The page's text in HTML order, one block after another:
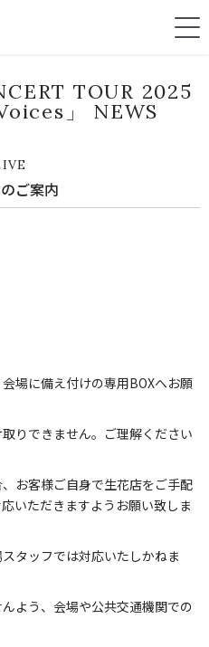
TOUR 2025
」 NEWS
ご案内
場に備え付けの専用BOXへお願
りできません。ご理解ください
お客様ご自身で生花店をご手配
いただきますようお願い致しま
タッフでは対応いたしかねま
よう、会場や公共交通機関での